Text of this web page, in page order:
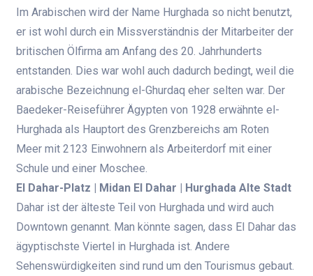
Im Arabischen wird der Name Hurghada so nicht benutzt,
er ist wohl durch ein Missverständnis der Mitarbeiter der
britischen Ölfirma am Anfang des 20. Jahrhunderts
entstanden. Dies war wohl auch dadurch bedingt, weil die
arabische Bezeichnung el-Ghurdaq eher selten war. Der
Baedeker-Reiseführer Ägypten von 1928 erwähnte el-
Hurghada als Hauptort des Grenzbereichs am Roten
Meer mit 2123 Einwohnern als Arbeiterdorf mit einer
Schule und einer Moschee.
El Dahar-Platz | Midan El Dahar | Hurghada Alte Stadt
Dahar ist der älteste Teil von Hurghada und wird auch
Downtown genannt. Man könnte sagen, dass El Dahar das
ägyptischste Viertel in Hurghada ist. Andere
Sehenswürdigkeiten sind rund um den Tourismus gebaut.